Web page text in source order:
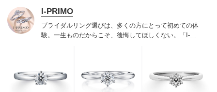
I-PRIMO
ブライダルリング選びは、多くの方にとって初めての体
験。一生ものだからこそ、後悔してほしくない。「I-
でお待ちしております。リング選びの最初の一歩をご一
緒に。まずは、アイプリモへ。